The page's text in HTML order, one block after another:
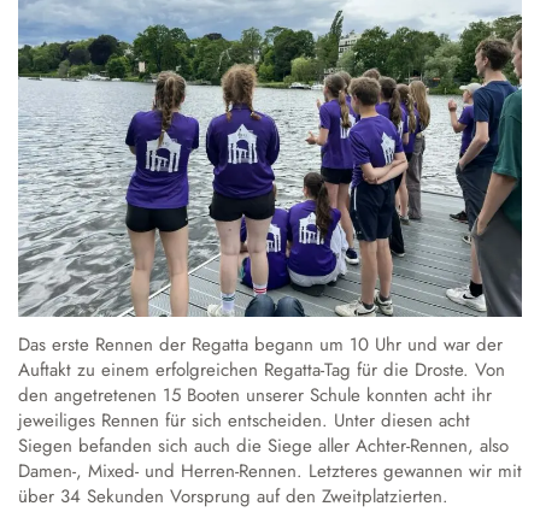
Das erste Rennen der Regatta begann um 10 Uhr und war der
Auftakt zu einem erfolgreichen Regatta-Tag für die Droste. Von
den angetretenen 15 Booten unserer Schule konnten acht ihr
jeweiliges Rennen für sich entscheiden. Unter diesen acht
Siegen befanden sich auch die Siege aller Achter-Rennen, also
Damen-, Mixed- und Herren-Rennen. Letzteres gewannen wir mit
über 34 Sekunden Vorsprung auf den Zweitplatzierten.